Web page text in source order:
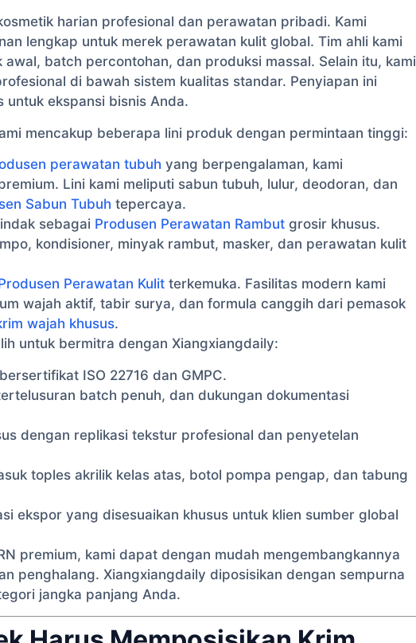
harian profesional dan perawatan pribadi. Kami
lengkap untuk merek perawatan kulit global. Tim ahli kami
batch percontohan, dan produksi massal. Selain itu, kami
di bawah sistem kualitas standar. Penyiapan ini
untuk ekspansi bisnis Anda.
mencakup beberapa lini produk dengan permintaan tinggi:
perawatan tubuh yang berpengalaman, kami
Lini kami meliputi sabun tubuh, lulur, deodoran, dan
Sabun Tubuh tepercaya.
sebagai Produsen Perawatan Rambut grosir khusus.
kondisioner, minyak rambut, masker, dan perawatan kulit
Perawatan Kulit terkemuka. Fasilitas modern kami
wajah aktif, tabir surya, dan formula canggih dari pemasok
wajah khusus.
untuk bermitra dengan Xiangxiangdaily:
ISO 22716 dan GMPC.
batch penuh, dan dukungan dokumentasi
dengan replikasi tekstur profesional dan penyetelan
toples akrilik kelas atas, botol pompa pengap, dan tabung
ekspor yang disesuaikan khusus untuk klien sumber global
premium, kami dapat dengan mudah mengembangkannya
penghalang. Xiangxiangdaily diposisikan dengan sempurna
jangka panjang Anda.